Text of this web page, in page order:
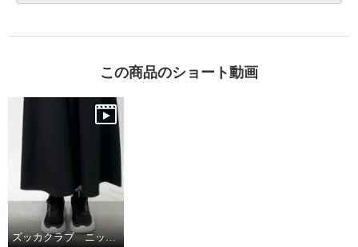
この商品のショート動画
ズッカクラブ ニットスニーカー☆